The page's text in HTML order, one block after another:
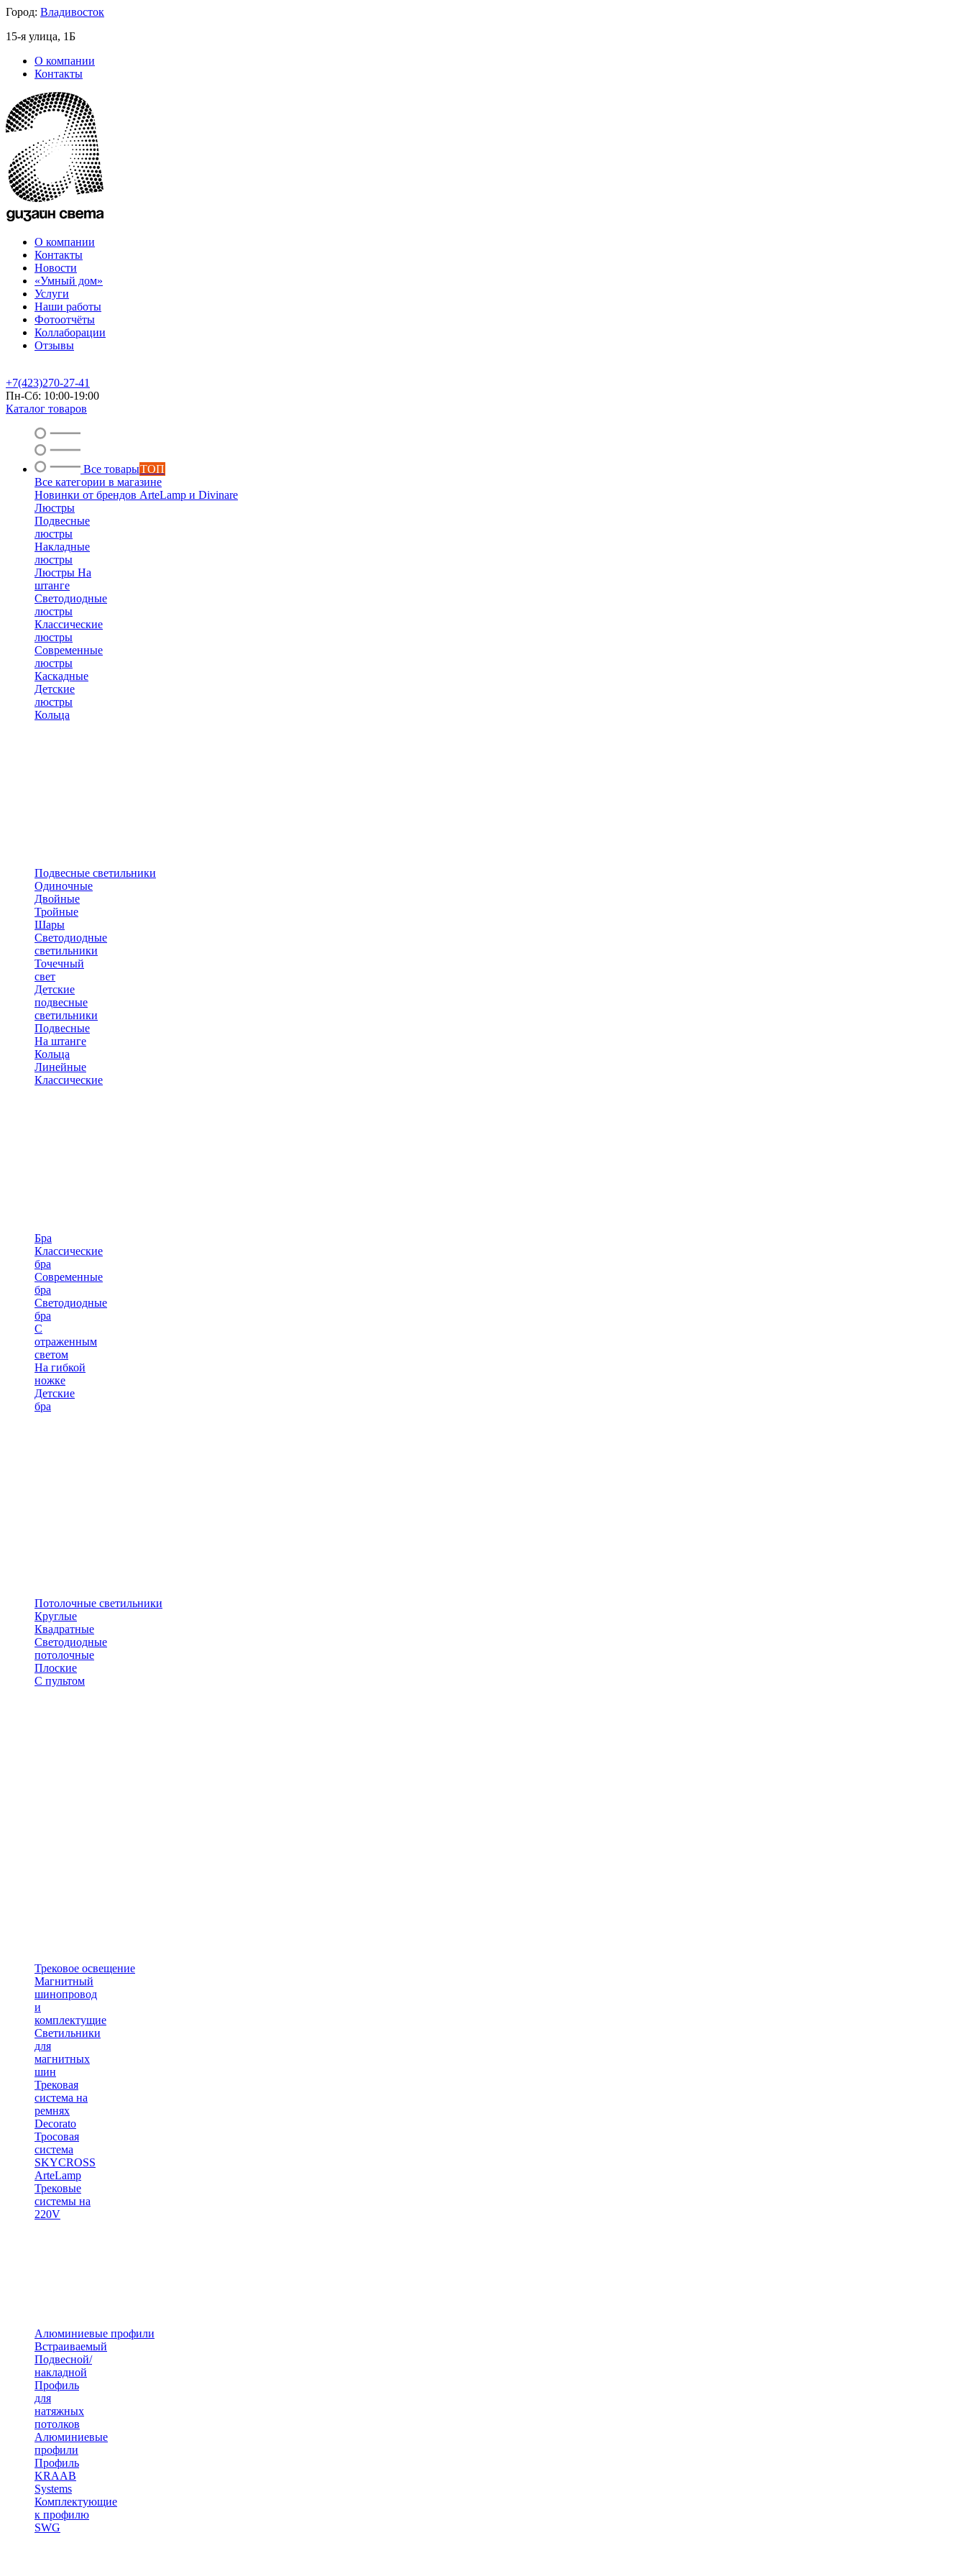
Город: Владивосток
15-я улица, 1Б
О компании
Контакты
О компании
Контакты
Новости
«Умный дом»
Услуги
Наши работы
Фотоотчёты
Коллаборации
Отзывы
+7(423)270-27-41
Пн-Сб: 10:00-19:00
Каталог товаров
Все товарыТОП
Все категории в магазине
Новинки от брендов ArteLamp и Divinare
Люстры
Подвесные
люстры
Накладные
люстры
Люстры На
штанге
Светодиодные
люстры
Классические
люстры
Современные
люстры
Каскадные
Детские
люстры
Кольца
Подвесные светильники
Одиночные
Двойные
Тройные
Шары
Светодиодные
светильники
Точечный
свет
Детские
подвесные
светильники
Подвесные
На штанге
Кольца
Линейные
Классические
Бра
Классические
бра
Современные
бра
Светодиодные
бра
С
отраженным
светом
На гибкой
ножке
Детские
бра
Потолочные светильники
Круглые
Квадратные
Светодиодные
потолочные
Плоские
С пультом
Трековое освещение
Магнитный
шинопровод
и
комплектущие
Светильники
для
магнитных
шин
Трековая
система на
ремнях
Decorato
Тросовая
система
SKYCROSS
ArteLamp
Трековые
системы на
220V
Алюминиевые профили
Встраиваемый
Подвесной/
накладной
Профиль
для
натяжных
потолков
Алюминиевые
профили
Профиль
KRAAB
Systems
Комплектующие
к профилю
SWG